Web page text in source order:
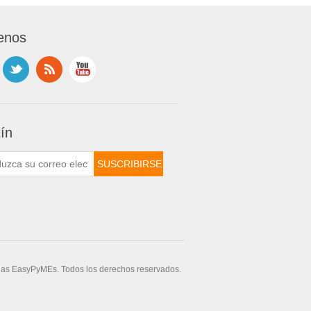
EasyPyMEs. Todos los derechos reservados.